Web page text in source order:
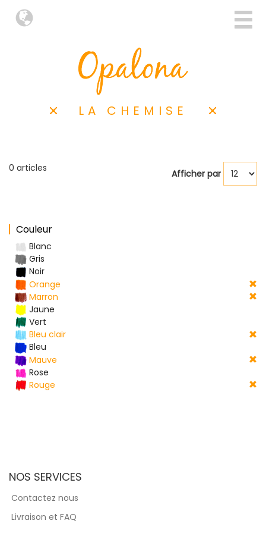
LA CHEMISE
0 articles Afficher par
Couleur
Blanc
Gris
Noir
Orange
Marron
Jaune
Vert
Bleu clair
Bleu
Mauve
Rose
Rouge
NOS SERVICES
Contactez nous
Livraison et FAQ